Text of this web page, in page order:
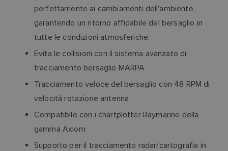
perfettamente ai cambiamenti dell'ambiente,
garantendo un ritorno affidabile del bersaglio in
tutte le condizioni atmosferiche.
Evita le collisioni con il sistema avanzato di
tracciamento bersaglio MARPA
Tracciamento veloce del bersaglio con 48 RPM di
velocità rotazione antenna
Compatibile con i chartplotter Raymarine della
gamma Axiom
Supporto per il tracciamento radar/cartografia in